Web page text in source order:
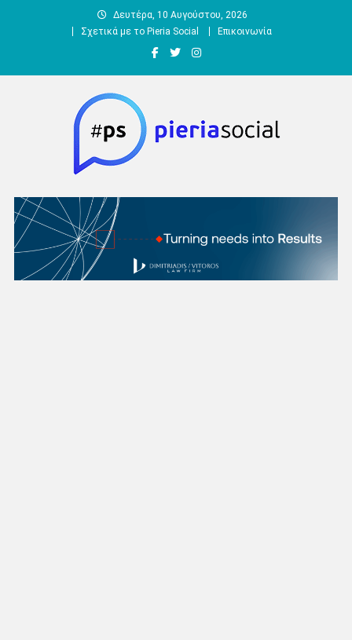
Δευτέρα, 10 Αυγούστου, 2026
Σχετικά με το Pieria Social
Επικοινωνία
Pieria Social